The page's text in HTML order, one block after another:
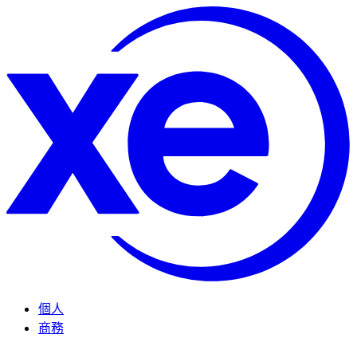
個人
商務